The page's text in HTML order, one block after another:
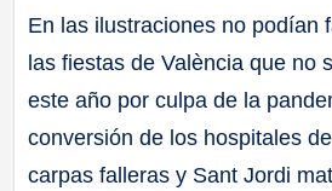
En las ilustraciones no podían
las fiestas de València que no
este año por culpa de la
conversión de los hospitales
carpas falleras y Sant Jordi